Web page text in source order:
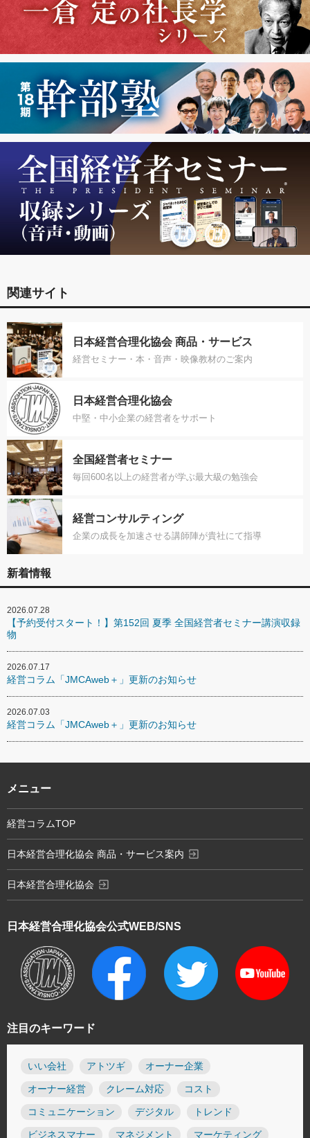
関連サイト
日本経営合理化協会 商品・サービス
経営セミナー・本・音声・映像教材のご案内
日本経営合理化協会
中堅・中小企業の経営者をサポート
全国経営者セミナー
毎回600名以上の経営者が学ぶ最大級の勉強会
経営コンサルティング
企業の成長を加速させる講師陣が貴社にて指導
新着情報
2026.07.28
【予約受付スタート！】第152回 夏季 全国経営者セミナー講演収録
物
2026.07.17
経営コラム「JMCAweb＋」更新のお知らせ
2026.07.03
経営コラム「JMCAweb＋」更新のお知らせ
注目のキーワード
いい会社 アトツギ オーナー企業
オーナー経営 クレーム対応 コスト
コミュニケーション デジタル トレンド
ビジネスマナー マネジメント マーケティング
日本経営合理化協会公式WEB/SNS
メニュー
経営コラムTOP
日本経営合理化協会 商品・サービス案内 exit_to_app
日本経営合理化協会 exit_to_app